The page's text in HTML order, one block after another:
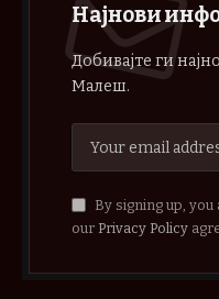
Најнови
Добивајте ги
Малеш.
By signing up,
our Privacy Policy